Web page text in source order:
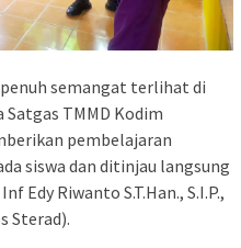
penuh semangat terlihat di
TMMD Kodim
pembelajaran
siswa dan ditinjau langsung
Edy Riwanto S.T.Han., S.I.P.,
Sterad).